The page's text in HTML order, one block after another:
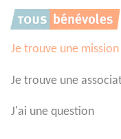
Je trouve une mission
Je trouve une
J'ai une question
Panneau de gestion des